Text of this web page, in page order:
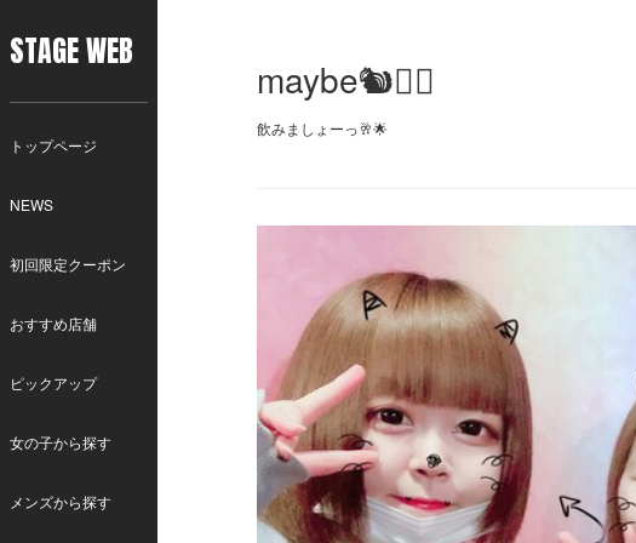
STAGE WEB
トップページ
NEWS
初回限定クーポン
おすすめ店舗
ピックアップ
女の子から探す
メンズから探す
maybe🐿❤️‍🔥
飲みましょーっ🥂🌟